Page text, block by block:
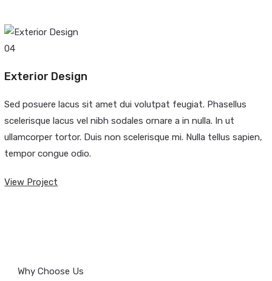
04
Exterior Design
Sed posuere lacus sit amet dui volutpat feugiat. Phasellus
scelerisque lacus vel nibh sodales ornare a in nulla. In ut
ullamcorper tortor. Duis non scelerisque mi. Nulla tellus sapien,
tempor congue odio.
View Project
Why Choose Us